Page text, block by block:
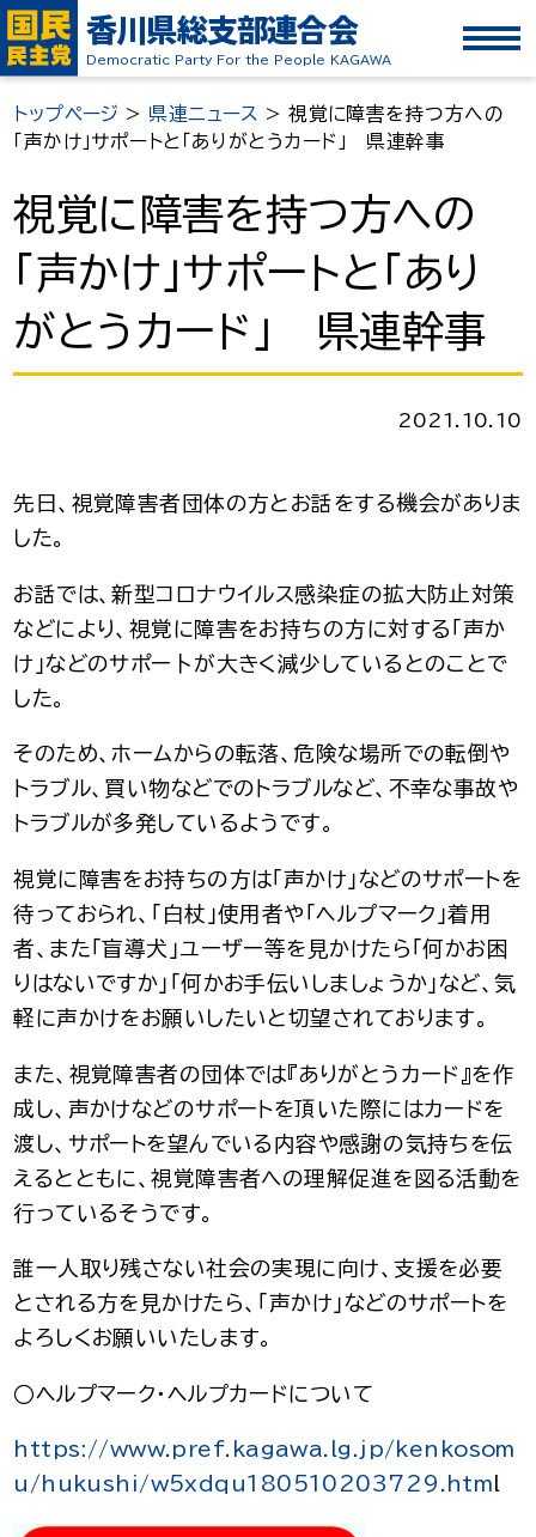
香川県総支部連合会
Democratic Party For the People KAGAWA
トップページ > 県連ニュース >視覚に障害を持つ方への
「声かけ」サポートと「ありがとうカード」 県連幹事
視覚に障害を持つ方への
「声かけ」サポートと「あり
がとうカード」 県連幹事
2021.10.10
先日、視覚障害者団体の方とお話をする機会がありま
した。
お話では、新型コロナウイルス感染症の拡大防止対策
などにより、視覚に障害をお持ちの方に対する「声か
け」などのサポー卜が大きく減少しているとのことで
した。
そのため、ホームからの転落、危険な場所での転倒や
トラブル、買い物などでのトラブルなど、不幸な事故や
トラブルが多発しているようです。
視覚に障害をお持ちの方は「声かけ」などのサポートを
待っておられ、「白杖」使用者や「ヘルプマーク」着用
者、また「盲導犬」ユーザー等を見かけたら「何かお困
りはないですか」「何かお手伝いしましょうか」など、気
軽に声かけをお願いしたいと切望されております。
また、視覚障害者の団体では『ありがとうカード』を作
成し、声かけなどのサポートを頂いた際にはカードを
渡し、サポートを望んでいる内容や感謝の気持ちを伝
えるとともに、視覚障害者への理解促進を図る活動を
行っているそうです。
誰一人取り残さない社会の実現に向け、支援を必要
とされる方を見かけたら、「声かけ」などのサポートを
よろしくお願いいたします。
○ヘルプマーク・ヘルプカードについて
https://www.pref.kagawa.lg.jp/kenkosom
u/hukushi/w5xdqu180510203729.htm